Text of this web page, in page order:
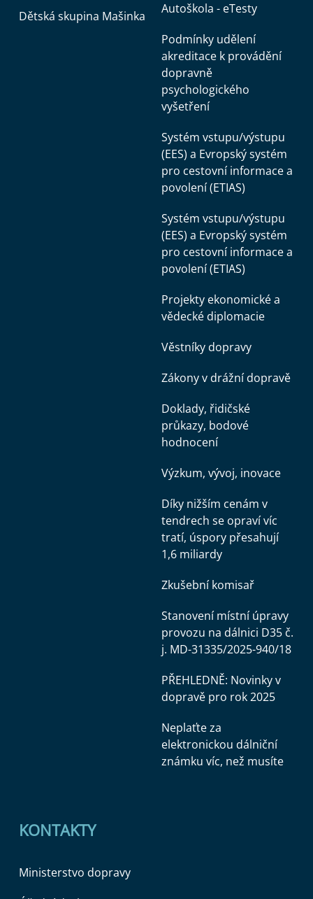
Dětská skupina Mašinka
Autoškola - eTesty
Podmínky udělení
akreditace k provádění
dopravně
psychologického
vyšetření
Systém vstupu/výstupu
(EES) a Evropský systém
pro cestovní informace a
povolení (ETIAS)
Systém vstupu/výstupu
(EES) a Evropský systém
pro cestovní informace a
povolení (ETIAS)
Projekty ekonomické a
vědecké diplomacie
Věstníky dopravy
Zákony v drážní dopravě
Doklady, řidičské
průkazy, bodové
hodnocení
Výzkum, vývoj, inovace
Díky nižším cenám v
tendrech se opraví víc
tratí, úspory přesahují
1,6 miliardy
Zkušební komisař
Stanovení místní úpravy
provozu na dálnici D35 č.
j. MD-31335/2025-940/18
PŘEHLEDNĚ: Novinky v
dopravě pro rok 2025
Neplaťte za
elektronickou dálniční
známku víc, než musíte
KONTAKTY
Ministerstvo dopravy